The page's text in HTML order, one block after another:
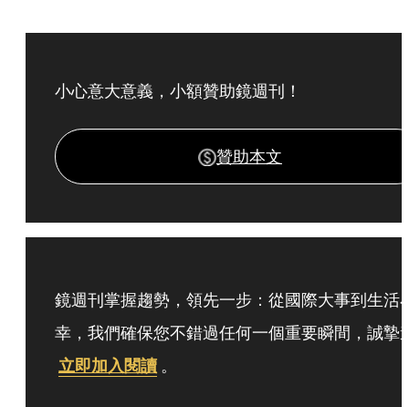
小心意大意義，小額贊助鏡週刊！
贊助本文
鏡週刊掌握趨勢，領先一步：從國際大事到生活
幸，我們確保您不錯過任何一個重要瞬間，誠摯
立即加入閱讀 。